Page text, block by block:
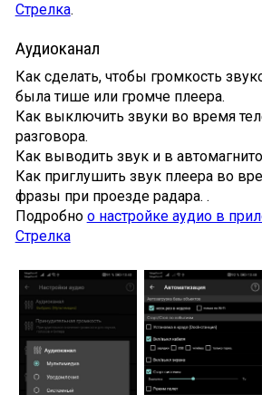
Стрелка.
Аудиоканал
Как сделать, чтобы громкость
была тише или громче плеера.
Как выключить звуки во время
разговора.
Как выводить звук и в
Как приглушить звук плеера во
фразы при проезде радара. .
Подробно о настройке аудио в
Стрелка